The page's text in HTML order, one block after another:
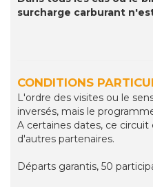
surcharge carburant
CONDITIONS
L'ordre des visites ou le
inversés, mais le
A certaines dates, ce
d'autres partenaires.
Départs garantis, 50